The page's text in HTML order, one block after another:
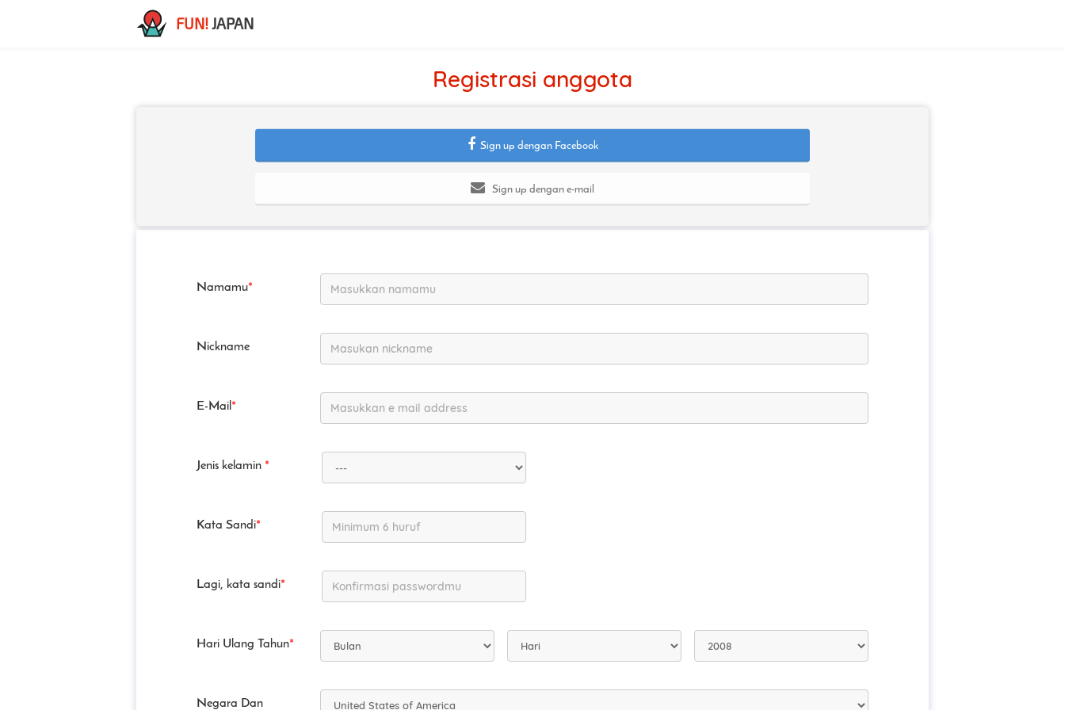
FUN! JAPAN
Registrasi anggota
Sign up dengan Facebook
Sign up dengan e-mail
Namamu*
Nickname
E-Mail *
Jenis kelamin *
Kata Sandi*
Lagi, kata sandi*
Hari Ulang Tahun*
Negara Dan